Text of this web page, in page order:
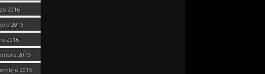
2016
2016
2016
2015
2015